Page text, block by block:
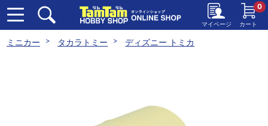
マイページ カート
0
ミニカー タカラトミー ディズニー トミカ